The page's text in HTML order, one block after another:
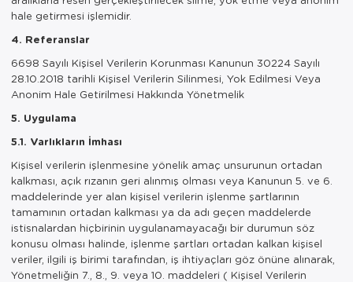
hale getirmesi işlemidir.
4. Referanslar
6698 Sayılı Kişisel Verilerin Korunması Kanunun 30224 Sayılı
28.10.2018 tarihli Kişisel Verilerin Silinmesi, Yok Edilmesi Veya
Anonim Hale Getirilmesi Hakkında Yönetmelik
5. Uygulama
5.1. Varlıkların İmhası
Kişisel verilerin işlenmesine yönelik amaç unsurunun ortadan
kalkması, açık rızanın geri alınmış olması veya Kanunun 5. ve 6.
maddelerinde yer alan kişisel verilerin işlenme şartlarının
tamamının ortadan kalkması ya da adı geçen maddelerde
istisnalardan hiçbirinin uygulanamayacağı bir durumun söz
konusu olması halinde, işlenme şartları ortadan kalkan kişisel
veriler, ilgili iş birimi tarafından, iş ihtiyaçları göz önüne alınarak,
Yönetmeliğin 7., 8., 9. veya 10. maddeleri ( Kişisel Verilerin